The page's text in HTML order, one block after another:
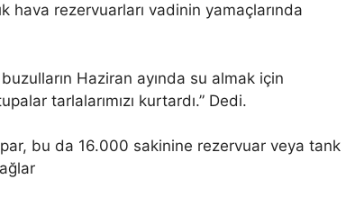
hava rezervuarları vadinin yamaçlarında
Haziran ayında su almak için
tarlalarımızı kurtardı.” Dedi.